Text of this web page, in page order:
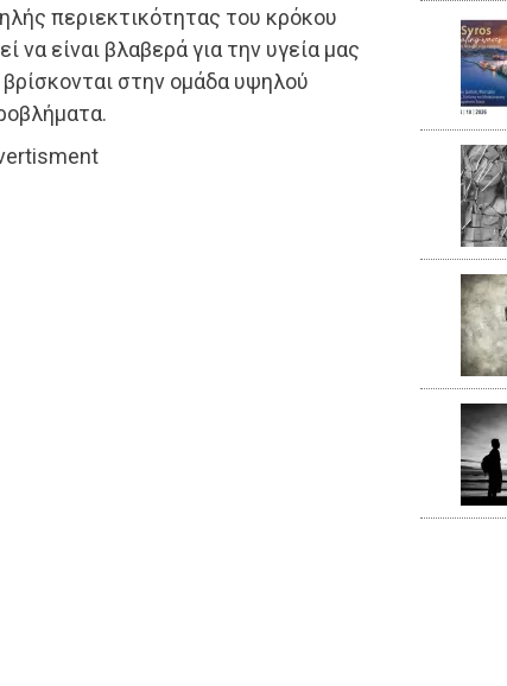
περιεκτικότητας του κρόκου
να είναι βλαβερά για την υγεία μας
στην ομάδα υψηλού